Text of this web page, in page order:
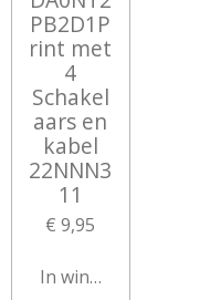
PB2D1P
rint met
4
Schakel
aars en
kabel
22NNN3
11
€ 9,95
In winkelwagen